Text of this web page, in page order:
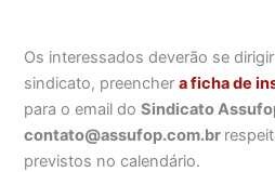
Os interessados deverão se
sindicato, preenchera ficha de
para o email doSindicato
contato@assufop.com.br
previstos no calendário.